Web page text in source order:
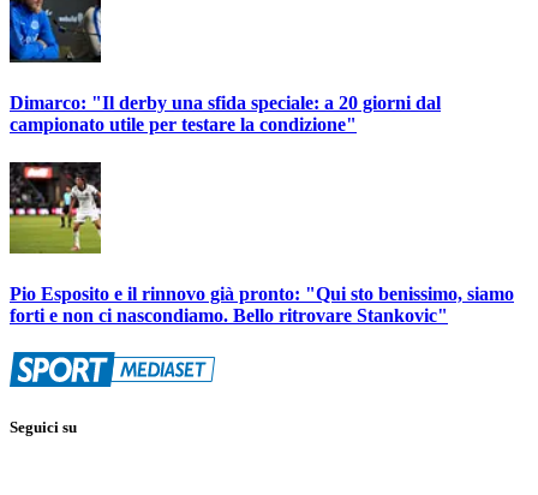
Dimarco: "Il derby una sfida speciale: a 20 giorni dal
campionato utile per testare la condizione"
Pio Esposito e il rinnovo già pronto: "Qui sto benissimo, siamo
forti e non ci nascondiamo. Bello ritrovare Stankovic"
Seguici su